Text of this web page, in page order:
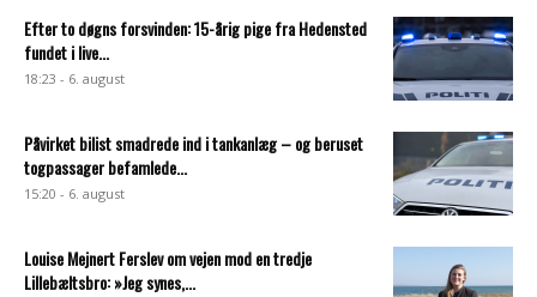
Efter to døgns forsvinden: 15-årig pige fra Hedensted
fundet i live...
18:23 - 6. august
Påvirket bilist smadrede ind i tankanlæg – og beruset
togpassager befamlede...
15:20 - 6. august
Louise Mejnert Ferslev om vejen mod en tredje
Lillebæltsbro: »Jeg synes,...